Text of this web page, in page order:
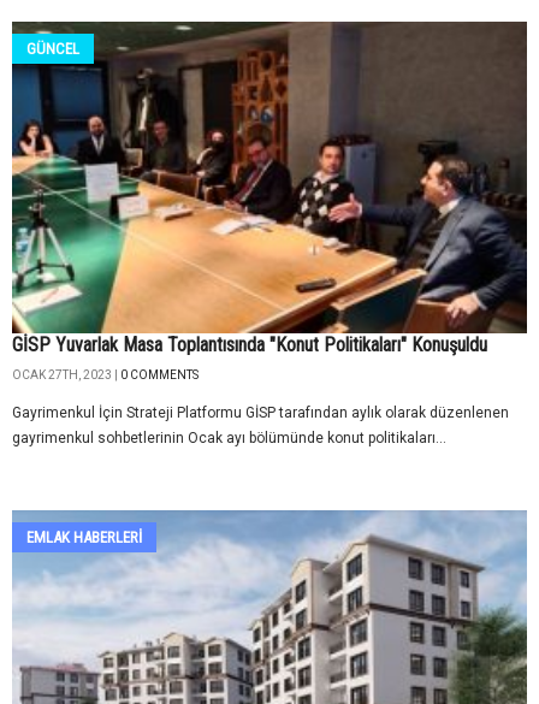
GÜNCEL
GİSP Yuvarlak Masa Toplantısında "Konut Politikaları" Konuşuldu
OCAK 27TH, 2023 | 0 COMMENTS
Gayrimenkul İçin Strateji Platformu GİSP tarafından aylık olarak düzenlenen
gayrimenkul sohbetlerinin Ocak ayı bölümünde konut politikaları...
EMLAK HABERLERI